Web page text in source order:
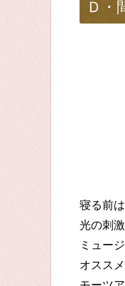
Ｄ・
寝る前
光の刺
ミュー
オススメ